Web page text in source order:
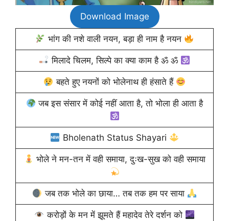
Download Image
भांग की नशे वाली नयन, बड़ा ही नाम है नयन
मिलादे चिलम, सिल्पे का क्या काम है ॐ ॐ
बहते हुए नयनों को भोलेनाथ ही हंसाते हैं
जब इस संसार में कोई नहीं आता है, तो भोला ही आता है
Bholenath Status Shayari
भोले ने मन-तन में वही समाया, दुःख-सुख को वही समाया
जब तक भोले का छाया… तब तक हम पर साया
करोड़ों के मन में झूमते हैं महादेव तेरे दर्शन को